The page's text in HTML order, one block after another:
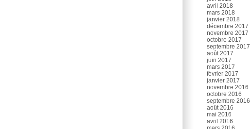
avril 2018
mars 2018
janvier 2018
décembre 2017
novembre 2017
octobre 2017
septembre 2017
août 2017
juin 2017
mars 2017
février 2017
janvier 2017
novembre 2016
octobre 2016
septembre 2016
août 2016
mai 2016
avril 2016